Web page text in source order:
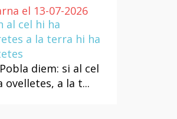
el 13-07-2026
al cel hi ha
a la terra hi ha
diem: si al cel
ovelletes, a la t...